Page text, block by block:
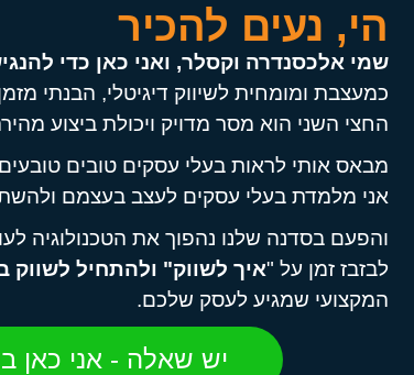
הי, נעים להכיר
שמי אלכסנדרה וקסלר, ואני כאן כדי
כמעצבת ומומחית לשיווק דיגיטלי, הבנתי
החצי השני הוא מסר מדויק ויכולת ביצוע
מבאס אותי לראות בעלי עסקים טובים טובעים
אני מלמדת בעלי עסקים לעצב בעצמם
והפעם בסדנה שלנו נהפוך את הטכנולוגיה
לבזבז זמן על "איך לשווק" ולהתחיל לשווק
המקצועי שמגיע לעסק שלכם.
יש שאלה - אני כאן